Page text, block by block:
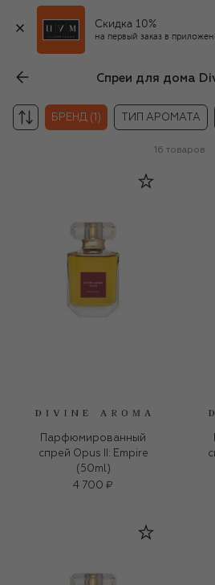
Скидка 10%
на первый заказ в
БРЕНД (1) ТИП АРОМАТА
16 товаров
Парфюмированный
спрей Opus II: Empire
(50ml)
4 700 ₽